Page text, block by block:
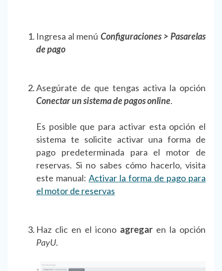
Ingresa al menú Configuraciones > Pasarelas
de pago
Asegúrate de que tengas activa la opción
Conectar un sistema de pagos online.
Es posible que para activar esta opción el
sistema te solicite activar una forma de
pago predeterminada para el motor de
reservas. Si no sabes cómo hacerlo, visita
este manual: Activar la forma de pago para
el motor de reservas
Haz clic en el icono agregar en la opción
PayU.